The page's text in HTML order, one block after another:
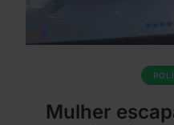
Mulher